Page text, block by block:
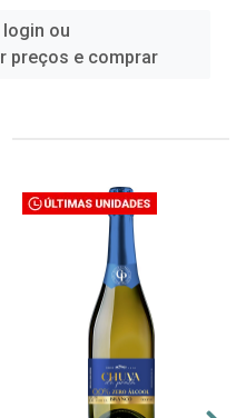
login ou
preços e comprar